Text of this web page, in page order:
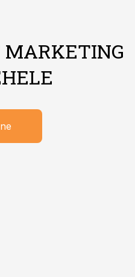
MARKETING